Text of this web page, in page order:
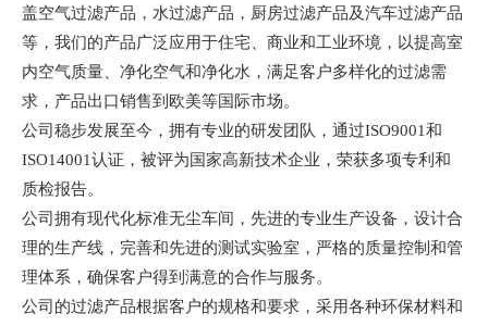
盖空气过滤产品，水过滤产品，厨房过滤产品及汽车过滤产品
等，我们的产品广泛应用于住宅、商业和工业环境，以提高室
内空气质量、净化空气和净化水，满足客户多样化的过滤需
求，产品出口销售到欧美等国际市场。
公司稳步发展至今，拥有专业的研发团队，通过ISO9001和
ISO14001认证，被评为国家高新技术企业，荣获多项专利和
质检报告。
公司拥有现代化标准无尘车间，先进的专业生产设备，设计合
理的生产线，完善和先进的测试实验室，严格的质量控制和管
理体系，确保客户得到满意的合作与服务。
公司的过滤产品根据客户的规格和要求，采用各种环保材料和